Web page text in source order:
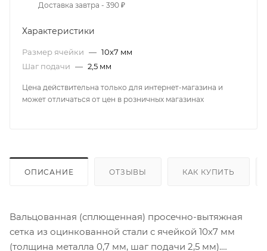
Доставка завтра - 390 ₽
Характеристики
Размер ячейки — 10х7 мм
Шаг подачи — 2,5 мм
Цена действительна только для интернет-магазина и
может отличаться от цен в розничных магазинах
ОПИСАНИЕ ОТЗЫВЫ КАК КУПИТЬ
Вальцованная (сплющенная) просечно-вытяжная
сетка из оцинкованной стали с ячейкой 10х7 мм
(толщина металла 0,7 мм, шаг подачи 2,5 мм).